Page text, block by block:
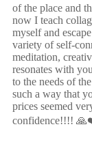
of the place and
now I teach
myself and
variety of self-
meditation,
resonates with
to the needs of
such a way that
prices seemed
confidence!!!!